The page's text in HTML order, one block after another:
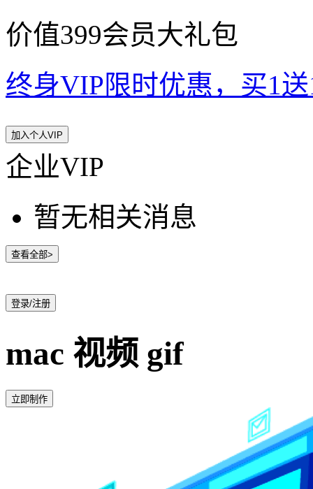
价值399会员大礼包
终身VIP限时优惠，买1
加入个人VIP
企业VIP
暂无相关消息
查看全部>
登录/注册
mac 视频 gif
立即制作